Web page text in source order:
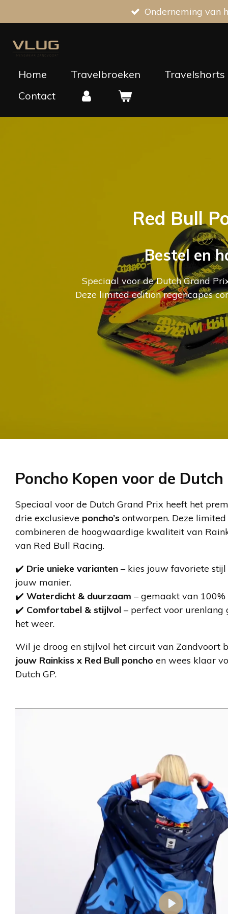
direct
naar
Onderneming van
Home Travelbroeken Travelshorts
Contact
Red Bull
Bestel en
Speciaal voor de Dutch Grand
Deze limited edition regencapes
Poncho Kopen voor de
Speciaal voor de Dutch Grand Prix heeft het
drie exclusieve poncho’s ontworpen. Deze
combineren de hoogwaardige kwaliteit van
van Red Bull Racing.
✔️ Drie unieke varianten – kies jouw favoriete
jouw manier.
✔️ Waterdicht & duurzaam – gemaakt van
✔️ Comfortabel & stijlvol – perfect voor urenlang
het weer.
Wil je droog en stijlvol het circuit van Zandvoort
jouw Rainkiss x Red Bull poncho en wees klaar
Dutch GP.